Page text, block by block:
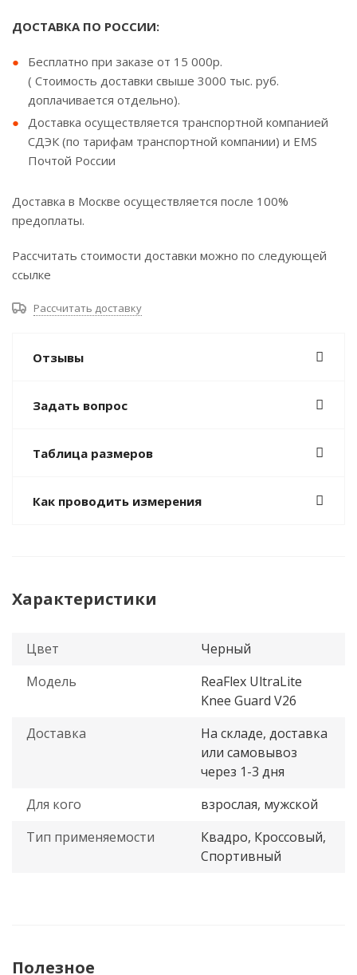
ДОСТАВКА ПО РОССИИ:
Бесплатно при заказе от 15 000р.
( Стоимость доставки свыше 3000 тыс. руб.
доплачивается отдельно).
Доставка осуществляется транспортной компанией
СДЭК (по тарифам транспортной компании) и EMS
Почтой России
Доставка в Москве осуществляется после 100%
предоплаты.
Рассчитать стоимости доставки можно по следующей
ссылке
Рассчитать доставку
Отзывы
Задать вопрос
Таблица размеров
Как проводить измерения
Характеристики
Цвет
Черный
Модель
ReaFlex UltraLite
Knee Guard V26
Доставка
На складе, доставка
или самовывоз
через 1-3 дня
Для кого
взрослая, мужской
Тип применяемости
Квадро, Кроссовый,
Спортивный
Полезное